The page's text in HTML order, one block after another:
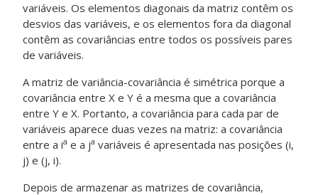
variáveis. Os elementos diagonais da matriz contêm os
desvios das variáveis, e os elementos fora da diagonal
contêm as covariâncias entre todos os possíveis pares
de variáveis.
A matriz de variância-covariância é simétrica porque a
covariância entre X e Y é a mesma que a covariância
entre Y e X. Portanto, a covariância para cada par de
variáveis aparece duas vezes na matriz: a covariância
entre a ia e a ja variáveis é apresentada nas posições (i,
j) e (j, i).
Depois de armazenar as matrizes de covariância,